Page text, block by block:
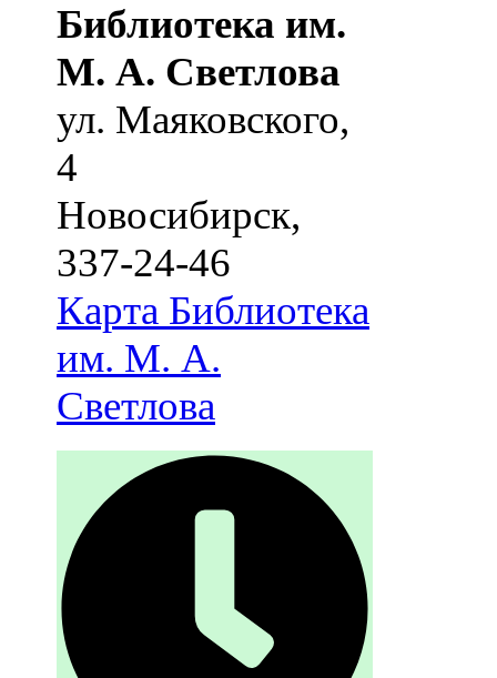
Библиотека им.
М. А. Светлова
ул. Маяковского,
4
Новосибирск,
337-24-46
Карта Библиотека
им. М. А.
Светлова